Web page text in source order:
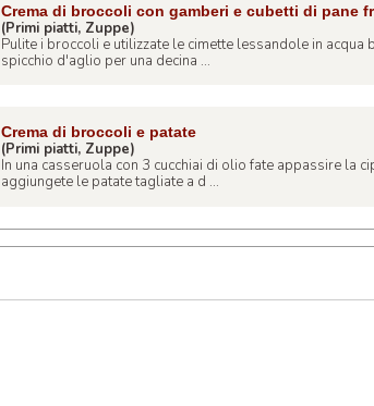
Crema di broccoli con gamberi e cubetti di pane
(Primi piatti, Zuppe)
Pulite i broccoli e utilizzate le cimette lessandole in acqua
spicchio d'aglio per una decina ...
Crema di broccoli e patate
(Primi piatti, Zuppe)
In una casseruola con 3 cucchiai di olio fate appassire la
aggiungete le patate tagliate a d ...